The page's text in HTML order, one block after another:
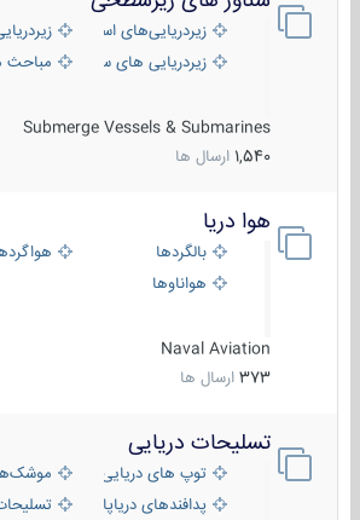
زیردریایی‌های استراتژیک
زیردریایی های سبک
مباحث
Submerge Vessels & Submarines
1,540 ارسال ها
هوا دریا
بالگردها
هواناوها
Naval Aviation
373 ارسال ها
تسلیحات دریایی
توپ های دریایی
موشک‌های
پدافندهای دریاپایه
تسلیحات